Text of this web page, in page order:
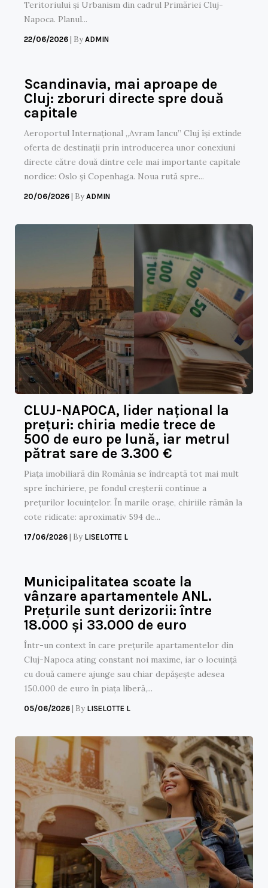
Teritoriului și Urbanism din cadrul Primăriei Cluj-
Napoca. Planul...
22/06/2026 By ADMIN
Scandinavia, mai aproape de
Cluj: zboruri directe spre două
capitale
Aeroportul Internațional „Avram Iancu” Cluj își extinde
oferta de destinații prin introducerea unor conexiuni
directe către două dintre cele mai importante capitale
nordice: Oslo și Copenhaga. Noua rută spre...
20/06/2026 By ADMIN
CLUJ-NAPOCA, lider național la
prețuri: chiria medie trece de
500 de euro pe lună, iar metrul
pătrat sare de 3.300 €
Piața imobiliară din România se îndreaptă tot mai mult
spre închiriere, pe fondul creșterii continue a
prețurilor locuințelor. În marile orașe, chiriile rămân la
cote ridicate: aproximativ 594 de...
17/06/2026 | By LISELOTTE L
Municipalitatea scoate la
vânzare apartamentele ANL.
Prețurile sunt derizorii: între
18.000 și 33.000 de euro
Într-un context în care prețurile apartamentelor din
Cluj-Napoca ating constant noi maxime, iar o locuință
cu două camere ajunge sau chiar depășește adesea
150.000 de euro în piața liberă,...
05/06/2026 | By LISELOTTE L